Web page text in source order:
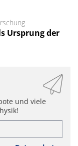
Ursprung der
und viele